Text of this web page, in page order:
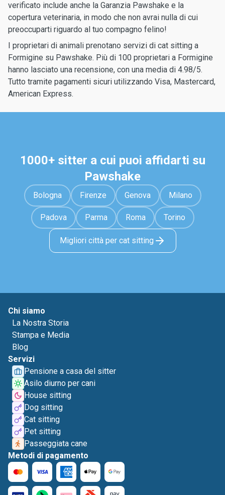
verificato include anche la Garanzia Pawshake e la
copertura veterinaria, in modo che non avrai nulla di cui
preoccuparti riguardo al tuo compagno felino!
I proprietari di animali prenotano servizi di cat sitting a
Formigine su Pawshake. Più di 100 proprietari a Formigine
hanno lasciato una recensione, con una media di 4.98/5.
Tutto tramite pagamenti sicuri utilizzando Visa, Mastercard,
American Express.
1000+ sitter a cui puoi affidarti su
Pawshake
Bologna Firenze Genova Milano
Padova Parma Roma Torino
Migliori città per cat sitting
Chi siamo
La Nostra Storia
Stampa e Media
Blog
Servizi
Pensione a casa del sitter
Asilo diurno per cani
House sitting
Dog sitting
Cat sitting
Pet sitting
Passeggiata cane
Metodi di pagamento